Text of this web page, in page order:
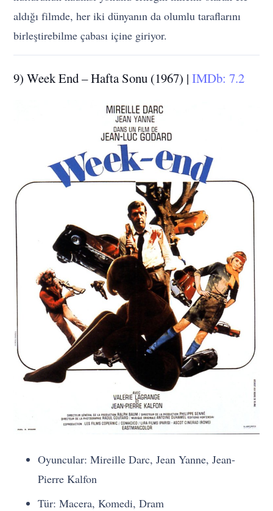
aldığı filmde, her iki dünyanın da olumlu taraflarını
birleştirebilme çabası içine giriyor.
9) Week End – Hafta Sonu (1967) |IMDb: 7.2
Oyuncular: Mireille Darc, Jean Yanne, Jean-
Pierre Kalfon
Tür: Macera, Komedi, Dram